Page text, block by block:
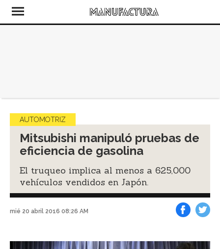
AUTOMOTRIZ
Mitsubishi manipuló pruebas de
eficiencia de gasolina
El truqueo implica al menos a 625,000
vehículos vendidos en Japón.
mié 20 abril 2016 08:26 AM